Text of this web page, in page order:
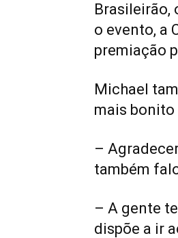
Brasileirão,
o evento, a
premiação
Michael
mais
–
também
– A gente
dispõe a ir